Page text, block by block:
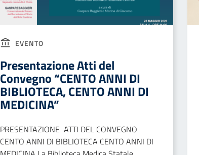
EVENTO
Presentazione Atti del
Convegno “CENTO ANNI DI
BIBLIOTECA, CENTO ANNI DI
MEDICINA”
PRESENTAZIONE ATTI DEL CONVEGNO
CENTO ANNI DI BIBLIOTECA CENTO ANNI DI